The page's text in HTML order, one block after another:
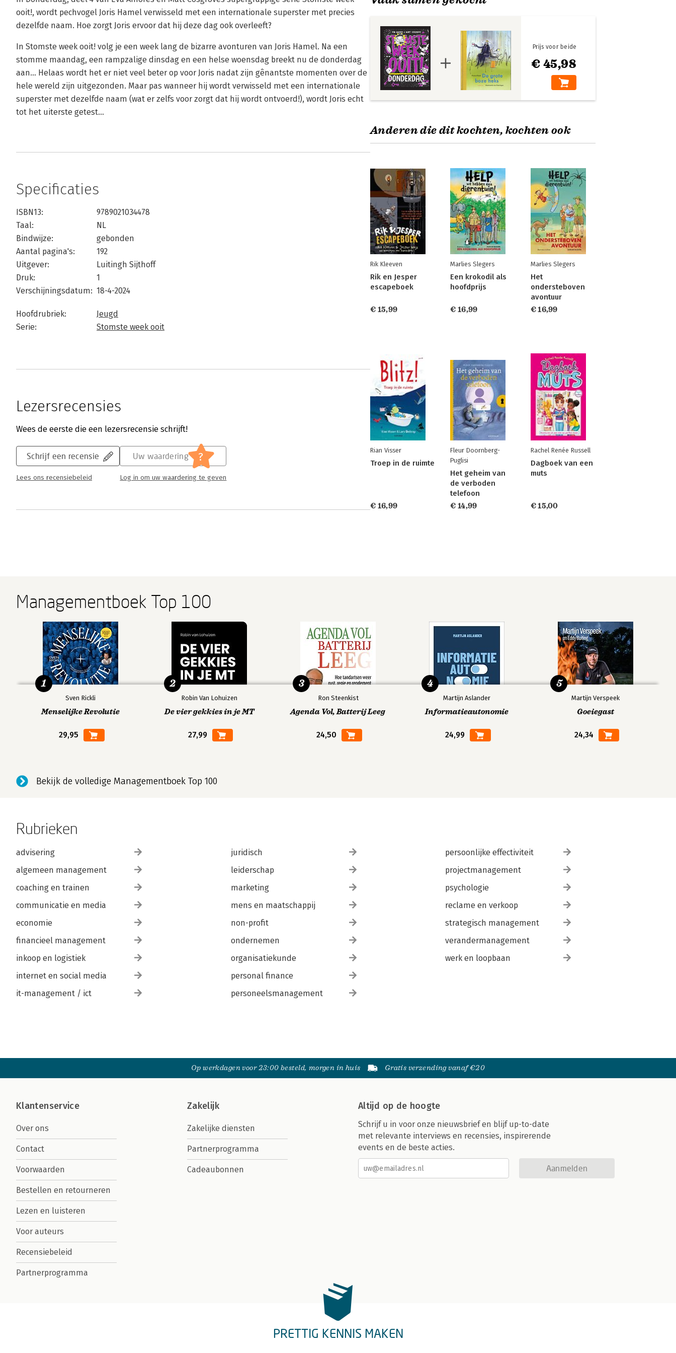
ooit!, wordt pechvogel Joris Hamel verwisseld met een internationale superster met precies
dezelfde naam. Hoe zorgt Joris ervoor dat hij deze dag ook overleeft?
In Stomste week ooit! volg je een week lang de bizarre avonturen van Joris Hamel. Na een
stomme maandag, een rampzalige dinsdag en een helse woensdag breekt nu de donderdag
aan… Helaas wordt het er niet veel beter op voor Joris nadat zijn gênantste momenten over de
hele wereld zijn uitgezonden. Maar pas wanneer hij wordt verwisseld met een internationale
superster met dezelfde naam (wat er zelfs voor zorgt dat hij wordt ontvoerd!), wordt Joris echt
tot het uiterste getest…
Specificaties
ISBN13:
9789021034478
Taal:
NL
Bindwijze:
gebonden
Aantal pagina's:
192
Uitgever:
Luitingh Sijthoff
Druk:
1
Verschijningsdatum: 18-4-2024
Hoofdrubriek:
Jeugd
Serie:
Stomste week ooit
Lezersrecensies
Wees de eerste die een lezersrecensie schrijft!
Schrijf een recensie
Lees ons recensiebeleid
Uw waardering ?
Log in om uw waardering te geven
€ 45,98
Prijs voor beide
Anderen die dit kochten, kochten ook
Rik Kleeven
Rik en Jesper
escapeboek
€ 15,99
Marlies Slegers
Een krokodil als
hoofdprijs
€ 16,99
Marlies Slegers
Het
ondersteboven
avontuur
€ 16,99
Rian Visser
Troep in de ruimte
€ 16,99
Fleur Doornberg-
Puglisi
Het geheim van
de verboden
telefoon
€ 14,99
Rachel Renée Russell
Dagboek van een
muts
€ 15,00
Managementboek Top 100
Sven Rickli
Menselijke Revolutie
29,95
1
Robin Van Lohuizen
De vier gekkies in je MT
27,99
2
Ron Steenkist
Agenda Vol, Batterij Leeg
24,50
3
Martijn Aslander
Informatieautonomie
24,99
4
Martijn Verspeek
Goeiegast
24,34
5
Bekijk de volledige Managementboek Top 100
Rubrieken
advisering
algemeen management
coaching en trainen
communicatie en media
economie
financieel management
inkoop en logistiek
internet en social media
it-management / ict
juridisch
leiderschap
marketing
mens en maatschappij
non-profit
ondernemen
organisatiekunde
personal finance
personeelsmanagement
persoonlijke effectiviteit
projectmanagement
psychologie
reclame en verkoop
strategisch management
verandermanagement
werk en loopbaan
Op werkdagen voor 23:00 besteld, morgen in huis Gratis verzending vanaf €20
Klantenservice
Over ons
Contact
Voorwaarden
Bestellen en retourneren
Lezen en luisteren
Voor auteurs
Recensiebeleid
Partnerprogramma
Zakelijk
Zakelijke diensten
Partnerprogramma
Cadeaubonnen
Altijd op de hoogte
Schrijf u in voor onze nieuwsbrief en blijf up-to-date
met relevante interviews en recensies, inspirerende
events en de beste acties.
Aanmelden
PRETTIG KENNIS MAKEN